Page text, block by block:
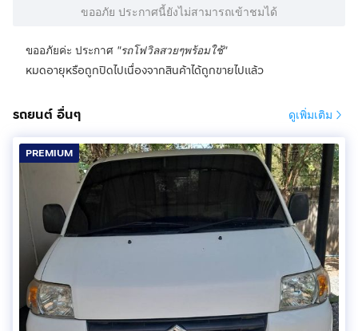
ขออภัย ประกาศนี้ยังไม่สามารถเข้าชมได้
ขออภัยค่ะ ประกาศ "รถโฟวิลสวยๆพร้อมใช้"
หมดอายุหรือถูกปิดไปเนื่องจากสินค้าได้ถูกขายไปแล้ว
รถยนต์ อื่นๆ ดูเพิ่มเติม
PREMIUM